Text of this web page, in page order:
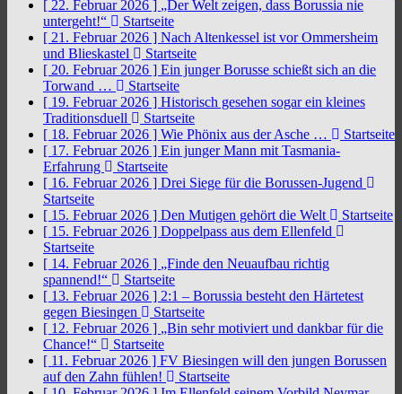
[ 22. Februar 2026 ] „Der Welt zeigen, dass Borussia nie
untergeht!“
Startseite
[ 21. Februar 2026 ] Nach Altenkessel ist vor Ommersheim
und Blieskastel
Startseite
[ 20. Februar 2026 ] Ein junger Borusse schießt sich an die
Torwand …
Startseite
[ 19. Februar 2026 ] Historisch gesehen sogar ein kleines
Traditionsduell
Startseite
[ 18. Februar 2026 ] Wie Phönix aus der Asche …
Startseite
[ 17. Februar 2026 ] Ein junger Mann mit Tasmania-
Erfahrung
Startseite
[ 16. Februar 2026 ] Drei Siege für die Borussen-Jugend
Startseite
[ 15. Februar 2026 ] Den Mutigen gehört die Welt
Startseite
[ 15. Februar 2026 ] Doppelpass aus dem Ellenfeld
Startseite
[ 14. Februar 2026 ] „Finde den Neuaufbau richtig
spannend!“
Startseite
[ 13. Februar 2026 ] 2:1 – Borussia besteht den Härtetest
gegen Biesingen
Startseite
[ 12. Februar 2026 ] „Bin sehr motiviert und dankbar für die
Chance!“
Startseite
[ 11. Februar 2026 ] FV Biesingen will den jungen Borussen
auf den Zahn fühlen!
Startseite